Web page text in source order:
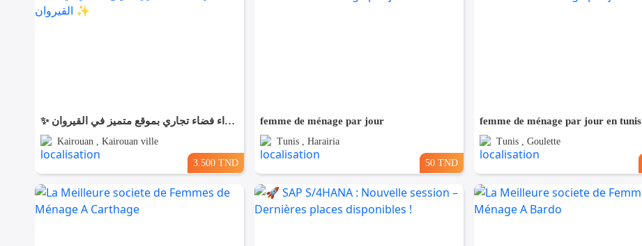
✨ للّكراء فضاء تجاري بموقع متميز في القيروان ✨
Kairouan , Kairouan ville
3.500 TND
femme de ménage par jour
Tunis , Harairia
50 TND
femme de ménage par jour en tunis
Tunis , Goulette